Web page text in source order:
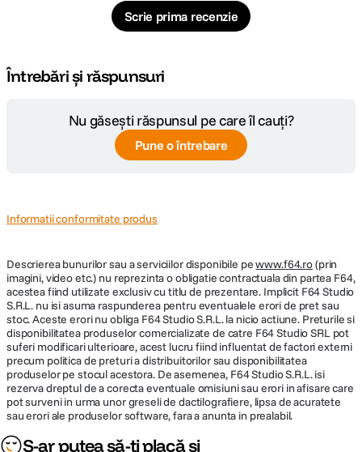
Scrie prima recenzie
Întrebări și răspunsuri
Nu găsești răspunsul pe care îl cauți?
Pune o întrebare
Informatii conformitate produs
Descrierea bunurilor sau a serviciilor disponibile pewww.f64.ro(prin
imagini, video etc.) nu reprezinta o obligatie contractuala din partea F64,
acestea fiind utilizate exclusiv cu titlu de prezentare. Implicit F64 Studio
S.R.L. nu isi asuma raspunderea pentru eventualele erori de pret sau
stoc. Aceste erori nu obliga F64 Studio S.R.L. la nicio actiune. Preturile si
disponibilitatea produselor comercializate de catre F64 Studio SRL pot
suferi modificari ulterioare, acest lucru fiind influentat de factori externi
precum politica de preturi a distribuitorilor sau disponibilitatea
produselor pe stocul acestora. De asemenea, F64 Studio S.R.L. isi
rezerva dreptul de a corecta eventuale omisiuni sau erori in afisare care
pot surveni in urma unor greseli de dactilografiere, lipsa de acuratete
sau erori ale produselor software, fara a anunta in prealabil.
S-ar putea să-ți placă și